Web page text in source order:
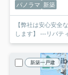
パノラマ 新築
【弊社は安心安全
します】 ---リバテ
新築一戸建